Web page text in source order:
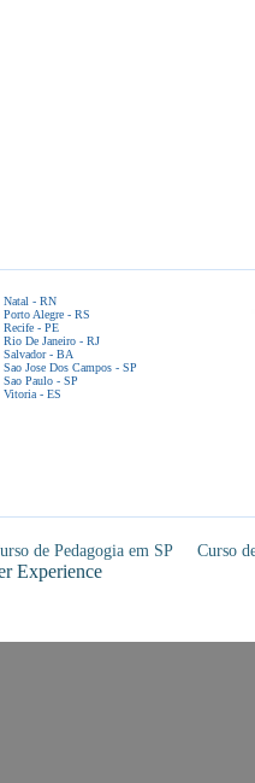
Natal - RN
Porto Alegre - RS
Recife - PE
Rio De Janeiro - RJ
Salvador - BA
Sao Jose Dos Campos - SP
Sao Paulo - SP
Vitoria - ES
de Pedagogia em SP Curso
Experience